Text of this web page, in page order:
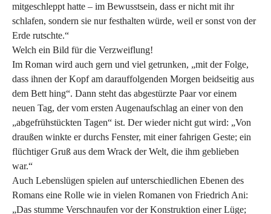
mitgeschleppt hatte – im Bewusstsein, dass er nicht mit ihr
schlafen, sondern sie nur festhalten würde, weil er sonst von der
Erde rutschte.“
Welch ein Bild für die Verzweiflung!
Im Roman wird auch gern und viel getrunken, „mit der Folge,
dass ihnen der Kopf am darauffolgenden Morgen beidseitig aus
dem Bett hing“. Dann steht das abgestürzte Paar vor einem
neuen Tag, der vom ersten Augenaufschlag an einer von den
„abgefrühstückten Tagen“ ist. Der wieder nicht gut wird: „Von
draußen winkte er durchs Fenster, mit einer fahrigen Geste; ein
flüchtiger Gruß aus dem Wrack der Welt, die ihm geblieben
war.“
Auch Lebenslügen spielen auf unterschiedlichen Ebenen des
Romans eine Rolle wie in vielen Romanen von Friedrich Ani:
„Das stumme Verschnaufen vor der Konstruktion einer Lüge;